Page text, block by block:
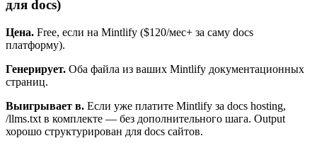
для docs)
Цена. Free, если на Mintlify ($120/мес+ за саму docs
платформу).
Генерирует. Оба файла из ваших Mintlify документационных
страниц.
Выигрывает в. Если уже платите Mintlify за docs hosting,
/llms.txt в комплекте — без дополнительного шага. Output
хорошо структурирован для docs сайтов.